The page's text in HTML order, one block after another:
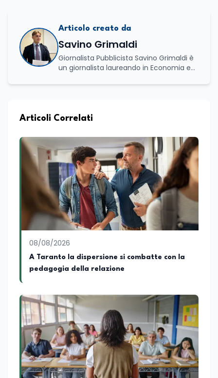
Articolo creato da
Savino Grimaldi
Giornalista Pubblicista Savino Grimaldi è
un giornalista laureando in Economia e
maturata nel settore della formazione.
professionale, distinguendosi per una
attive del lavoro e delle dinamiche che
legano istruzione, occupazione e
sviluppo delle competenze. Alla
preparazione economica e professionale
affianca una grande passione per la
lettura e per il giornalismo, che ne
arricchiscono il profilo umano e
culturale. Spazia con disinvoltura tra
diverse tematiche, offrendo sempre il
proprio punto di vista con equilibrio,
sensibilità e spirito critico.
Articoli Correlati
08/08/2026
A Taranto la dispersione si combatte con la
pedagogia della relazione